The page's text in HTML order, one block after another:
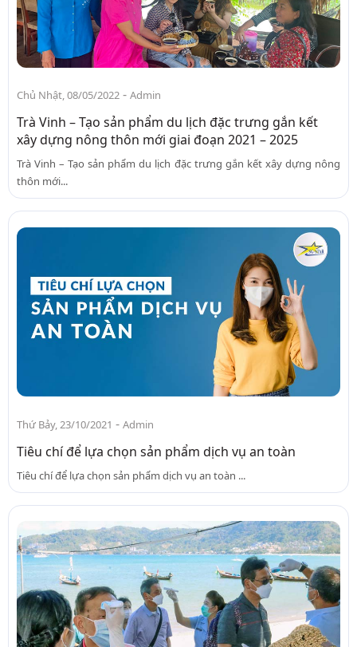
Chủ Nhật, 08/05/2022 - Admin
Trà Vinh – Tạo sản phẩm du lịch đặc trưng gắn kết
xây dựng nông thôn mới giai đoạn 2021 – 2025
Trà Vinh – Tạo sản phẩm du lịch đặc trưng gắn kết xây dựng nông
thôn mới...
Thứ Bảy, 23/10/2021 - Admin
Tiêu chí để lựa chọn sản phẩm dịch vụ an toàn
Tiêu chí để lựa chọn sản phẩm dịch vụ an toàn ...